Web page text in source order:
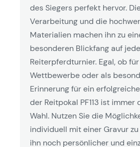
des Siegers perfekt hervor.
Verarbeitung und die
Materialien machen ihn zu
besonderen Blickfang auf
Reiterpferdturnier. Egal, ob
Wettbewerbe oder als
Erinnerung für ein
der Reitpokal PF113 ist
Wahl. Nutzen Sie die
individuell mit einer Gravur
ihn noch persönlicher und